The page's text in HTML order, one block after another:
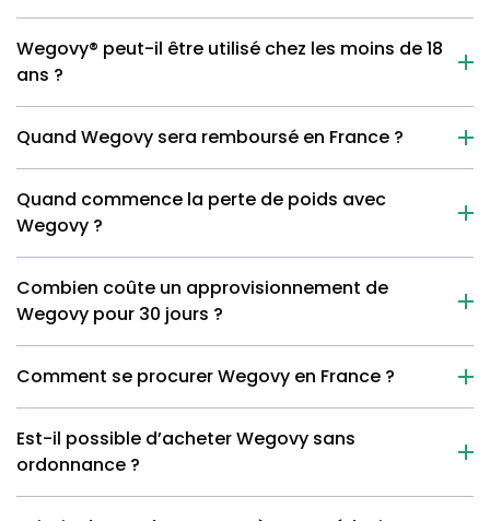
Wegovy® peut-il être utilisé chez les moins de 18
ans ?
Quand Wegovy sera remboursé en France ?
Quand commence la perte de poids avec
Wegovy ?
Combien coûte un approvisionnement de
Wegovy pour 30 jours ?
Comment se procurer Wegovy en France ?
Est-il possible d’acheter Wegovy sans
ordonnance ?